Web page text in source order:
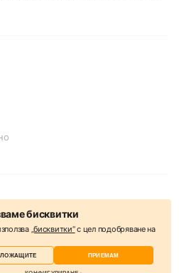
бисквитки
„бисквитки“с цел подобряване на
ПРИЕМАМ